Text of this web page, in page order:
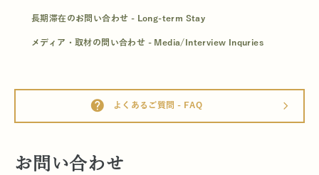
長期滞在のお問い合わせ - Long-term Stay
メディア・取材の問い合わせ - Media/Interview Inquries
help よくあるご質問 - FAQ arrow_forward_ios
お問い合わせ